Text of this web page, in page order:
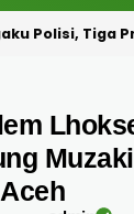
Rp124 Juta